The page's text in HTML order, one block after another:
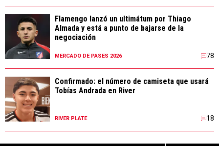
Flamengo lanzó un ultimátum por Thiago
Almada y está a punto de bajarse de la
negociación
MERCADO DE PASES 2026 78
Confirmado: el número de camiseta que usará
Tobías Andrada en River
RIVER PLATE 18